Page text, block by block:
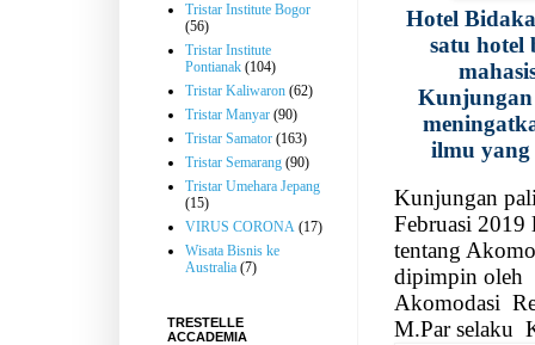
Hotel
satu
Kunjungan
ilmu
Kunjungan
Februasi 2019
tentang
dipimpin oleh
Akomodasi
M.Par selaku
Tristar Institute Bogor
(56)
Tristar Institute
Pontianak (104)
Tristar Kaliwaron (62)
Tristar Manyar (90)
Tristar Samator (163)
Tristar Semarang (90)
Tristar Umehara Jepang
(15)
VIRUS CORONA (17)
Wisata Bisnis ke
Australia (7)
TRESTELLE
ACCADEMIA